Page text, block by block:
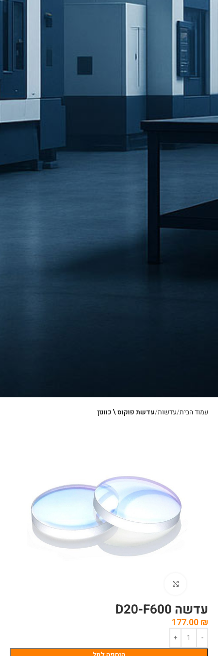
עמוד הבית עדשות עדשת פוקוס \ כוונון
עדשה D20-F600
177.00₪